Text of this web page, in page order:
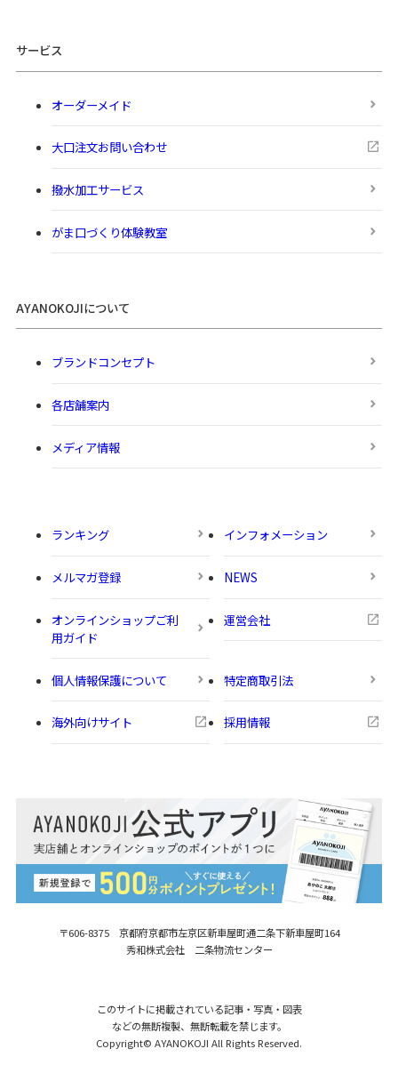
〒606-8375 京都府京都市左京区新車屋町通二条下新車屋町164
秀和株式会社 二条物流センター
サービス
オーダーメイド
大口注文お問い合わせ
撥水加工サービス
がま口づくり体験教室
AYANOKOJIについて
ブランドコンセプト
各店舗案内
メディア情報
ランキング インフォメーション
メルマガ登録 NEWS
オンラインショップご利
用ガイド
運営会社
個人情報保護について 特定商取引法
海外向けサイト 採用情報
このサイトに掲載されている記事・写真・図表
などの無断複製、無断転載を禁じます。
Copyright© AYANOKOJI All Rights Reserved.